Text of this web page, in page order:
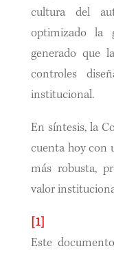
cultura del
optimizado la
generado que
controles
institucional.
En síntesis, la
cuenta hoy con
más robusta,
valor
[1]
Este